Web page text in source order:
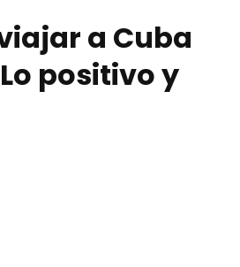
a Cuba
positivo y